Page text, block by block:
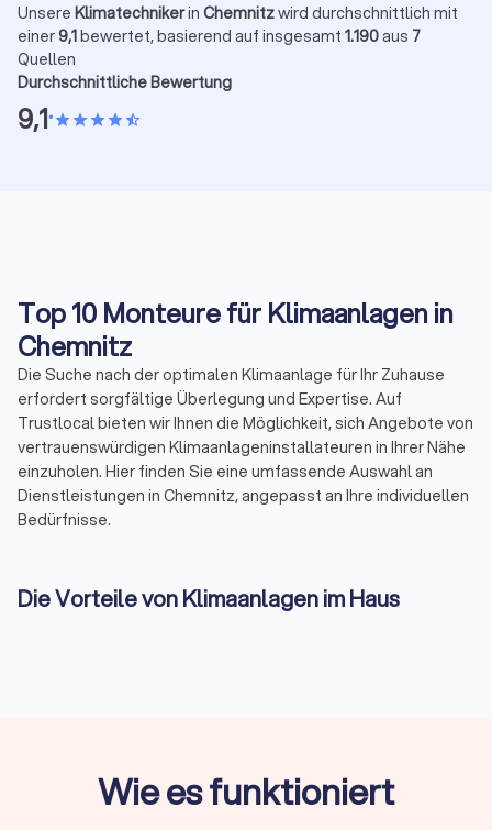
Unsere Klimatechnikerin Chemnitzwird durchschnittlich mit
einer9,1bewertet, basierend auf insgesamt 1.190aus 7
Quellen
Durchschnittliche Bewertung
9,1•starstarstarstarstar_half
Top 10 Monteure für Klimaanlagen in
Chemnitz
Die Suche nach der optimalen Klimaanlage für Ihr Zuhause
erfordert sorgfältige Überlegung und Expertise. Auf
Trustlocal bieten wir Ihnen die Möglichkeit, sich Angebote von
vertrauenswürdigen Klimaanlageninstallateuren in Ihrer Nähe
einzuholen. Hier finden Sie eine umfassende Auswahl an
Dienstleistungen in Chemnitz, angepasst an Ihre individuellen
Bedürfnisse.
Die Vorteile von Klimaanlagen im Haus
Wie es funktioniert